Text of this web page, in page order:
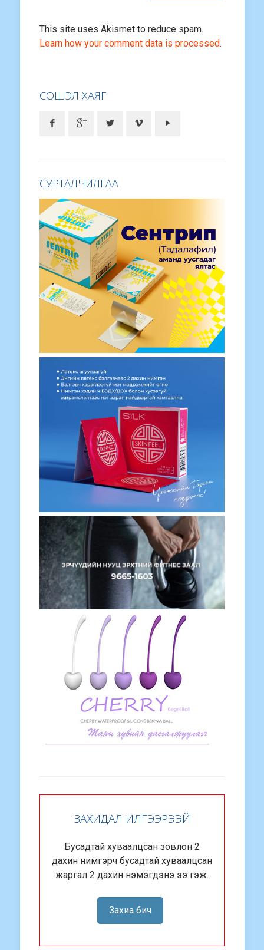
This site uses Akismet to reduce spam.
Learn how your comment data is processed.
СОШЭЛ ХАЯГ
СУРТАЛЧИЛГАА
ЗАХИДАЛ ИЛГЭЭРЭЭЙ
Бусадтай хуваалцсан зовлон 2
дахин нимгэрч бусадтай хуваалцсан
жаргал 2 дахин нэмэгдэнэ ээ гэж.
Захиа бич